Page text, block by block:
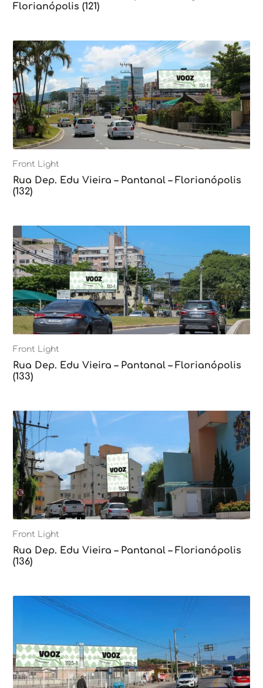
Florianópolis (121)
Front Light
Rua Dep. Edu Vieira – Pantanal – Florianópolis
(132)
Front Light
Rua Dep. Edu Vieira – Pantanal – Florianópolis
(133)
Front Light
Rua Dep. Edu Vieira – Pantanal – Florianópolis
(136)